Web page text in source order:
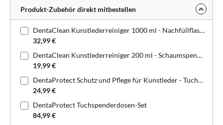
Produkt-Zubehör direkt mitbestellen
DentaClean Kunstlederreiniger 1000 ml - Nachfüllflasche
32,99 €
DentaClean Kunstlederreiniger 200 ml - Schaumspenderflasche
19,99 €
DentaProtect Schutz und Pflege für Kunstleder - Tuchspenderdose
24,99 €
DentaProtect Tuchspenderdosen-Set
84,99 €